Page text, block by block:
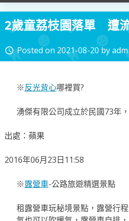
2歲童荔枝園落單 遭
access_time Posted on 2021-08-20 by
※反光背心哪裡買?
湧傑有限公司成立於民國73年
出處：蘋果
2016年06月23日11:58
※露營車-公路旅遊精選景點
租露營車玩秘境景點，露營行